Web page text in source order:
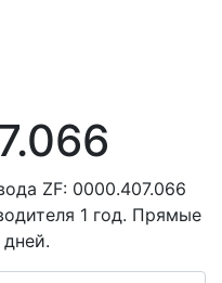
ZF: 0000.407.066
1 год. Прямые